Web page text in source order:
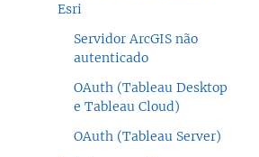
Esri
Servidor ArcGIS não
autenticado
OAuth (Tableau Desktop
e Tableau Cloud)
OAuth (Tableau Server)